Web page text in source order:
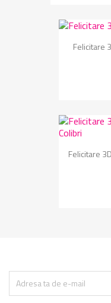
Felicitare
Felicitare